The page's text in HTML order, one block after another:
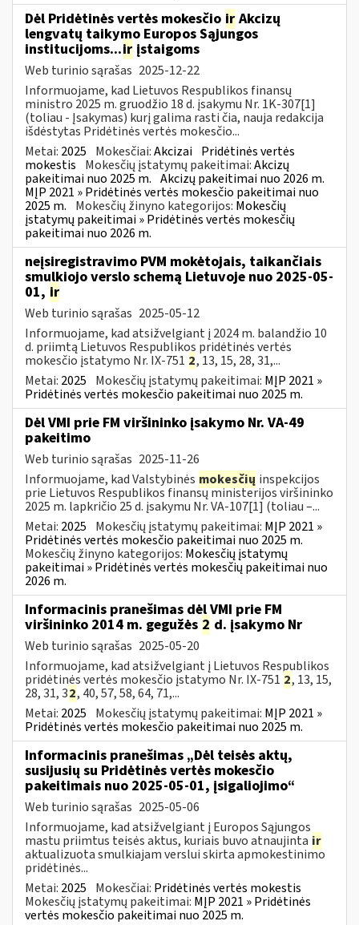
Dėl Pridėtinės vertės mokesčio ir Akcizų
lengvatų taikymo Europos Sąjungos
institucijoms...ir įstaigoms
Web turinio sąrašas 2025-12-22
Informuojame, kad Lietuvos Respublikos finansų
ministro 2025 m. gruodžio 18 d. įsakymu Nr. 1K-307[1]
(toliau - Įsakymas) kurį galima rasti čia, nauja redakcija
išdėstytas Pridėtinės vertės mokesčio...
Metai: 2025 Mokesčiai:Akcizai Pridėtinės vertės
mokestis Mokesčių įstatymų pakeitimai:Akcizų
pakeitimai nuo 2025 m. Akcizų pakeitimai nuo 2026 m.
MĮP 2021 » Pridėtinės vertės mokesčio pakeitimai nuo
2025 m. Mokesčių žinyno kategorijos: Mokesčių
įstatymų pakeitimai » Pridėtinės vertės mokesčių
pakeitimai nuo 2026 m.
neįsiregistravimo PVM mokėtojais, taikančiais
smulkiojo verslo schemą Lietuvoje nuo 2025-05-
01, ir
Web turinio sąrašas 2025-05-12
Informuojame, kad atsižvelgiant į 2024 m. balandžio 10
d. priimtą Lietuvos Respublikos pridėtinės vertės
mokesčio įstatymo Nr. IX-751 2, 13, 15, 28, 31,...
Metai: 2025 Mokesčių įstatymų pakeitimai: MĮP 2021 »
Pridėtinės vertės mokesčio pakeitimai nuo 2025 m.
Dėl VMI prie FM viršininko įsakymo Nr. VA-49
pakeitimo
Web turinio sąrašas 2025-11-26
Informuojame, kad Valstybinės mokesčių inspekcijos
prie Lietuvos Respublikos finansų ministerijos viršininko
2025 m. lapkričio 25 d. įsakymu Nr. VA-107[1] (toliau –...
Metai: 2025 Mokesčių įstatymų pakeitimai: MĮP 2021 »
Pridėtinės vertės mokesčio pakeitimai nuo 2025 m.
Mokesčių žinyno kategorijos: Mokesčių įstatymų
pakeitimai » Pridėtinės vertės mokesčių pakeitimai nuo
2026 m.
Informacinis pranešimas dėl VMI prie FM
viršininko 2014 m. gegužės 2 d. įsakymo Nr
Web turinio sąrašas 2025-05-20
Informuojame, kad atsižvelgiant į Lietuvos Respublikos
pridėtinės vertės mokesčio įstatymo Nr. IX-751 2, 13, 15,
28, 31, 32, 40, 57, 58, 64, 71,...
Metai: 2025 Mokesčių įstatymų pakeitimai: MĮP 2021 »
Pridėtinės vertės mokesčio pakeitimai nuo 2025 m.
Informacinis pranešimas „Dėl teisės aktų,
susijusių su Pridėtinės vertės mokesčio
pakeitimais nuo 2025-05-01, įsigaliojimo“
Web turinio sąrašas 2025-05-06
Informuojame, kad atsižvelgiant į Europos Sąjungos
mastu priimtus teisės aktus, kuriais buvo atnaujinta ir
aktualizuota smulkiajam verslui skirta apmokestinimo
pridėtinės...
Metai: 2025 Mokesčiai: Pridėtinės vertės mokestis
Mokesčių įstatymų pakeitimai: MĮP 2021 » Pridėtinės
vertės mokesčio pakeitimai nuo 2025 m.